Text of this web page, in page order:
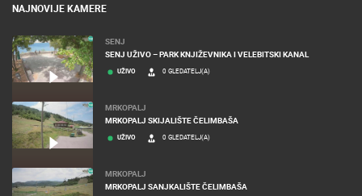
NAJNOVIJE KAMERE
SENJ
SENJ UŽIVO – PARK KNJIŽEVNIKA I VELEBITSKI KANAL
UŽIVO 0 GLEDATELJ(A)
MRKOPALJ
MRKOPALJ SKIJALIŠTE ČELIMBAŠA
UŽIVO 0 GLEDATELJ(A)
MRKOPALJ
MRKOPALJ SANJKALIŠTE ČELIMBAŠA